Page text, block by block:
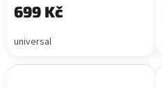
699 Kč
universal